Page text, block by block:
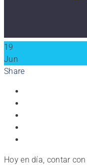
19
Jun
Share
Hoy en día, contar